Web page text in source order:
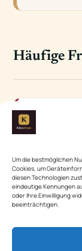
Um die bestmöglichen
Cookies, um
diesen Technologien
eindeutige Kennungen
oder Ihre Einwilligung
beeinträchtigen.
Häufige
Wie
Regel 3-
Pflege.